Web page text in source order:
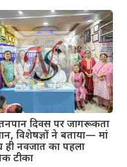
दिवस पर जागरूकता
विशेषज्ञों ने बताया— मां
ही नवजात का पहला
टीका